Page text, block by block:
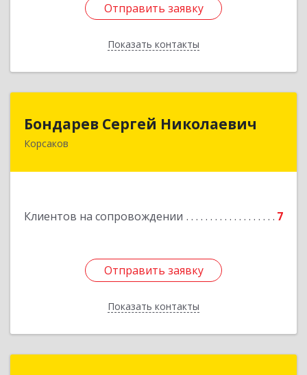
Отправить заявку
Показать контакты
Отправить заявку
Назад
Бондарев Сергей Николаевич
Корсаков
Клиентов на сопровождении 7
Отправить заявку
Показать контакты
Бондарев Сергей Николаевич
Отправить заявку
Назад